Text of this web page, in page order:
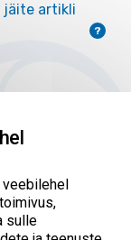
jäite artikli
?
veebilehel
sulle